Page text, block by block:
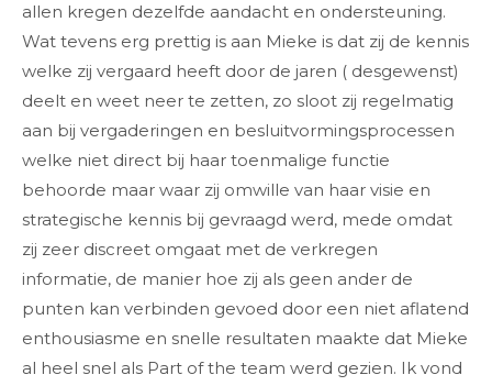
allen kregen dezelfde aandacht en ondersteuning.
Wat tevens erg prettig is aan Mieke is dat zij de kennis
welke zij vergaard heeft door de jaren ( desgewenst)
deelt en weet neer te zetten, zo sloot zij regelmatig
aan bij vergaderingen en besluitvormingsprocessen
welke niet direct bij haar toenmalige functie
behoorde maar waar zij omwille van haar visie en
strategische kennis bij gevraagd werd, mede omdat
zij zeer discreet omgaat met de verkregen
informatie, de manier hoe zij als geen ander de
punten kan verbinden gevoed door een niet aflatend
enthousiasme en snelle resultaten maakte dat Mieke
al heel snel als Part of the team werd gezien. Ik vond